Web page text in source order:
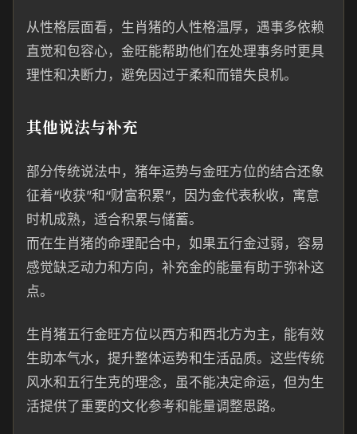
从性格层面看，生肖猪的人性格温厚，遇事多依赖
直觉和包容心，金旺能帮助他们在处理事务时更具
理性和决断力，避免因过于柔和而错失良机。
其他说法与补充
部分传统说法中，猪年运势与金旺方位的结合还象
征着“收获”和“财富积累”，因为金代表秋收，寓意
时机成熟，适合积累与储蓄。
而在生肖猪的命理配合中，如果五行金过弱，容易
感觉缺乏动力和方向，补充金的能量有助于弥补这
点。
生肖猪五行金旺方位以西方和西北方为主，能有效
生助本气水，提升整体运势和生活品质。这些传统
风水和五行生克的理念，虽不能决定命运，但为生
活提供了重要的文化参考和能量调整思路。